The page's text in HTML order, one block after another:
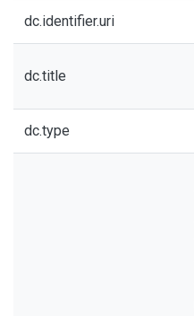
dc.identifier.uri
dc.title
dc.type